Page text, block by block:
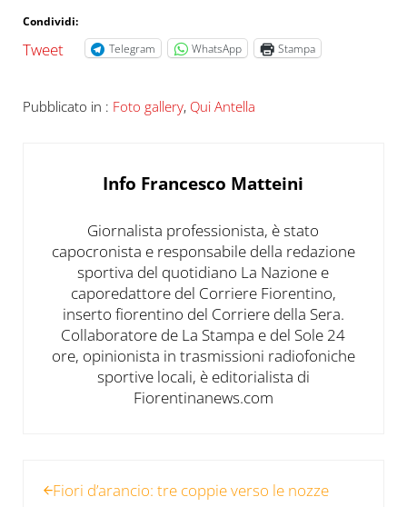
Condividi:
Tweet Telegram WhatsApp Stampa
Pubblicato in : Foto gallery, Qui Antella
Info Francesco Matteini
Giornalista professionista, è stato
capocronista e responsabile della redazione
sportiva del quotidiano La Nazione e
caporedattore del Corriere Fiorentino,
inserto fiorentino del Corriere della Sera.
Collaboratore de La Stampa e del Sole 24
ore, opinionista in trasmissioni radiofoniche
sportive locali, è editorialista di
Fiorentinanews.com
Fiori d’arancio: tre coppie verso le nozze